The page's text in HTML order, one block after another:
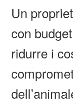
Un
con
ridurre i